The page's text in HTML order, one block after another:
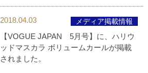
2018.04.03 メディア掲載情報
【VOGUE JAPAN 5月号】に、ハリウ
ッドマスカラ ボリュームカールが掲載
されました。